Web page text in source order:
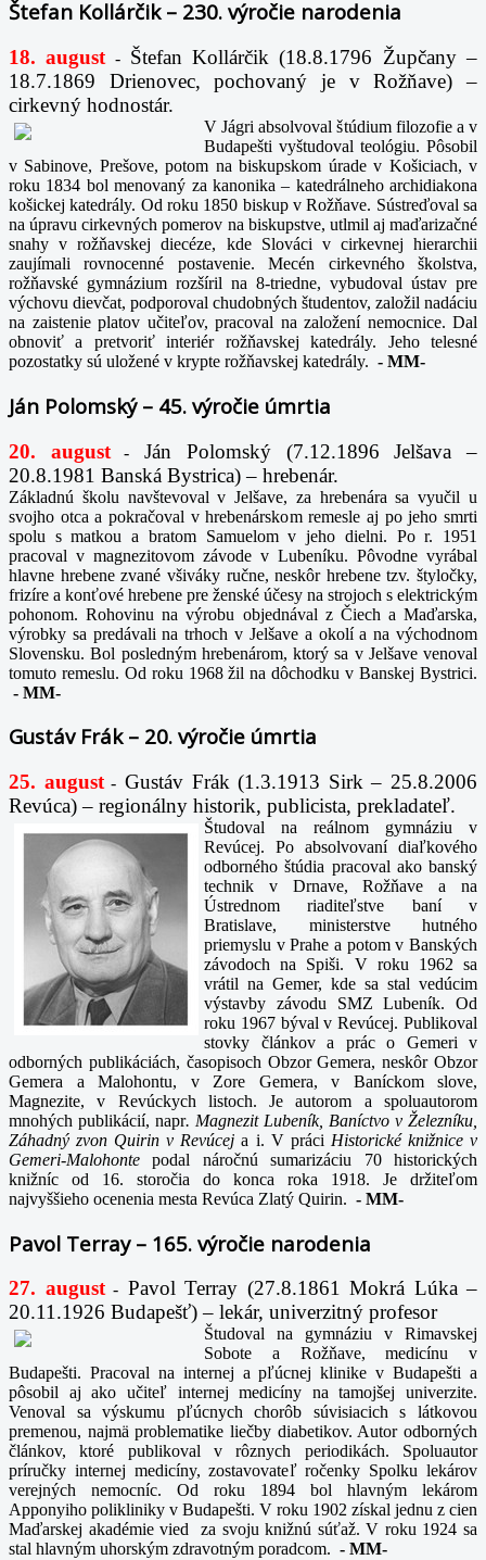
Štefan Kollárčik – 230. výročie narodenia
18. august -
Štefan Kollárčik (18.8.1796 Župčany –
18.7.1869 Drienovec, pochovaný je v Rožňave) –
cirkevný hodnostár.
V Jágri absolvoval štúdium filozofie a v
Budapešti vyštudoval teológiu. Pôsobil
v Sabinove, Prešove, potom na biskupskom úrade v Košiciach, v
roku 1834 bol menovaný za kanonika – katedrálneho archidiakona
košickej katedrály. Od roku 1850 biskup v Rožňave. Sústreďoval sa
na úpravu cirkevných pomerov na biskupstve, utlmil aj maďarizačné
snahy v rožňavskej diecéze, kde Slováci v cirkevnej hierarchii
zaujímali rovnocenné postavenie. Mecén cirkevného školstva,
rožňavské gymnázium rozšíril na 8-triedne, vybudoval ústav pre
výchovu dievčat, podporoval chudobných študentov, založil nadáciu
na zaistenie platov učiteľov, pracoval na založení nemocnice. Dal
obnoviť a pretvoriť interiér rožňavskej katedrály. Jeho telesné
pozostatky sú uložené v krypte rožňavskej katedrály. - MM-
Ján Polomský – 45. výročie úmrtia
20. august-
Ján Polomský (7.12.1896 Jelšava –
20.8.1981 Banská Bystrica) – hrebenár.
Základnú školu navštevoval v Jelšave, za hrebenára sa vyučil u
svojho otca a pokračoval v hrebenárskom remesle aj po jeho smrti
spolu s matkou a bratom Samuelom v jeho dielni. Po r. 1951
pracoval v magnezitovom závode v Lubeníku. Pôvodne vyrábal
hlavne hrebene zvané všiváky ručne, neskôr hrebene tzv. štyločky,
frizíre a konťové hrebene pre ženské účesy na strojoch s elektrickým
pohonom. Rohovinu na výrobu objednával z Čiech a Maďarska,
výrobky sa predávali na trhoch v Jelšave a okolí a na východnom
Slovensku. Bol posledným hrebenárom, ktorý sa v Jelšave venoval
tomuto remeslu. Od roku 1968 žil na dôchodku v Banskej Bystrici.
- MM-
Gustáv Frák – 20. výročie úmrtia
25. august- Gustáv Frák (1.3.1913 Sirk – 25.8.2006
Revúca) – regionálny historik, publicista, prekladateľ.
Študoval na reálnom gymnáziu v
Revúcej. Po absolvovaní diaľkového
odborného štúdia pracoval ako banský
technik v Drnave, Rožňave a na
Ústrednom riaditeľstve baní v
Bratislave, ministerstve hutného
priemyslu v Prahe a potom v Banských
závodoch na Spiši. V roku 1962 sa
vrátil na Gemer, kde sa stal vedúcim
výstavby závodu SMZ Lubeník. Od
roku 1967 býval v Revúcej. Publikoval
stovky článkov a prác o Gemeri v
odborných publikáciách, časopisoch Obzor Gemera, neskôr Obzor
Gemera a Malohontu, v Zore Gemera, v Baníckom slove,
Magnezite, v Revúckych listoch. Je autorom a spoluautorom
mnohých publikácií, napr. Magnezit Lubeník, Baníctvo v Železníku,
Záhadný zvon Quirin v Revúceja i. V práci Historické knižnice v
Gemeri-Malohonte podal náročnú sumarizáciu 70 historických
knižníc od 16. storočia do konca roka 1918. Je držiteľom
najvyššieho ocenenia mesta Revúca Zlatý Quirin. - MM-
Pavol Terray – 165. výročie narodenia
27. august- Pavol Terray (27.8.1861 Mokrá Lúka –
20.11.1926 Budapešť) – lekár, univerzitný profesor
Študoval na gymnáziu v Rimavskej
Sobote a Rožňave, medicínu v
Budapešti. Pracoval na internej a pľúcnej klinike v Budapešti a
pôsobil aj ako učiteľ internej medicíny na tamojšej univerzite.
Venoval sa výskumu pľúcnych chorôb súvisiacich s látkovou
premenou, najmä problematike liečby diabetikov. Autor odborných
článkov, ktoré publikoval v rôznych periodikách. Spoluautor
príručky internej medicíny, zostavovateľ ročenky Spolku lekárov
verejných nemocníc. Od roku 1894 bol hlavným lekárom
Apponyiho polikliniky v Budapešti. V roku 1902 získal jednu z cien
Maďarskej akadémie vied za svoju knižnú súťaž. V roku 1924 sa
stal hlavným uhorským zdravotným poradcom. - MM-